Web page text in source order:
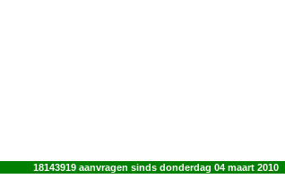
18143919 aanvragen sinds donderdag 04 maart 2010